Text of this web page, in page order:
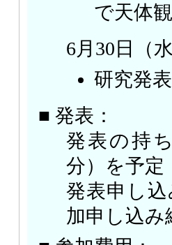
で天体
6月30日（水
研究発表
■ 発表：
発表の持
分）を予定
発表申し込
加申し込み